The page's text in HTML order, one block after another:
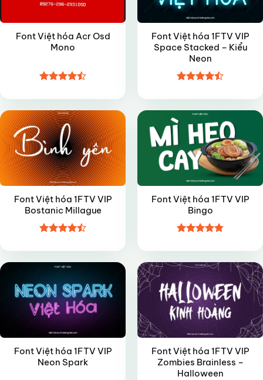
Font Việt hóa Acr Osd
Mono
hạng4.5
5 sao
Font Việt hóa 1FTV VIP
Space Stacked – Kiểu
Neon
hạng4.45
5 sao
Font Việt hóa 1FTV VIP
Bostanic Millague
hạng4.5
5 sao
Font Việt hóa 1FTV VIP
Bingo
hạng4.85
5 sao
Font Việt hóa 1FTV VIP
Neon Spark
Font Việt hóa 1FTV VIP
Zombies Brainless –
Halloween